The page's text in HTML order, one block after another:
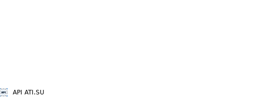
API ATI.SU